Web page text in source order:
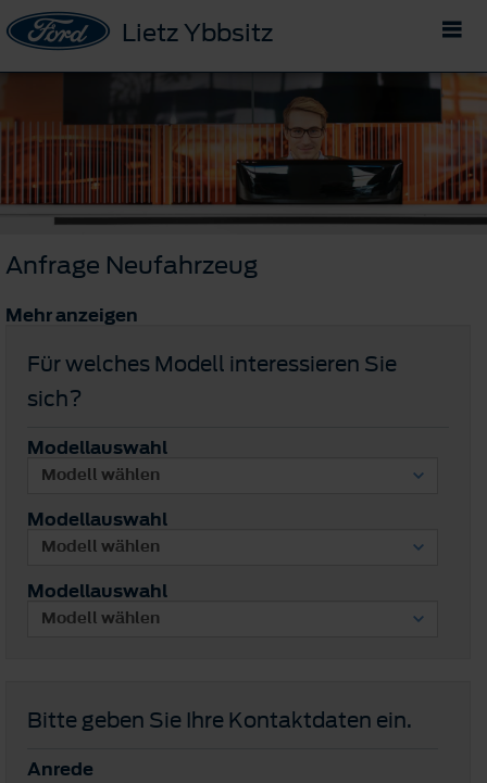
Lietz Ybbsitz
Anfrage Neufahrzeug
Mehr anzeigen
Für welches Modell interessieren Sie
sich?
Modellauswahl
Modellauswahl
Modellauswahl
Bitte geben Sie Ihre Kontaktdaten ein.
Anrede